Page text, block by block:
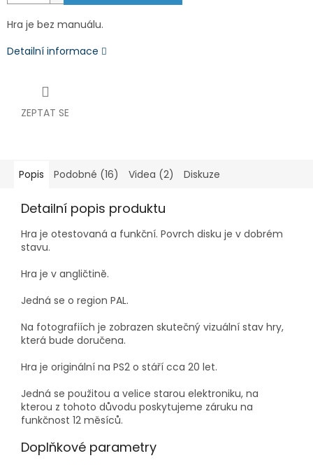
Hra je bez manuálu.
Detailní informace
ZEPTAT SE
Popis Podobné (16) Videa (2) Diskuze
Detailní popis produktu
Hra je otestovaná a funkční. Povrch disku je v dobrém
stavu.
Hra je v angličtině.
Jedná se o region PAL.
Na fotografiích je zobrazen skutečný vizuální stav hry,
která bude doručena.
Hra je originální na PS2 o stáří cca 20 let.
Jedná se použitou a velice starou elektroniku, na
kterou z tohoto důvodu poskytujeme záruku na
funkčnost 12 měsíců.
Doplňkové parametry